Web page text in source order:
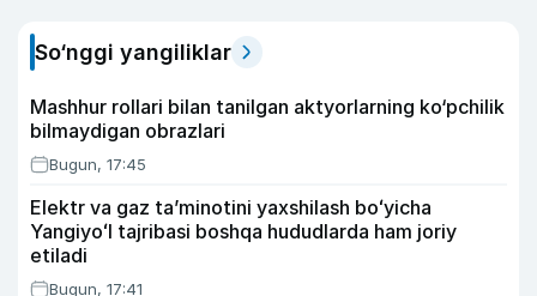
So‘nggi yangiliklar
Mashhur rollari bilan tanilgan aktyorlarning ko‘pchilik
bilmaydigan obrazlari
Bugun, 17:45
Elektr va gaz taʼminotini yaxshilash boʻyicha
Yangiyoʻl tajribasi boshqa hududlarda ham joriy
etiladi
Bugun, 17:41